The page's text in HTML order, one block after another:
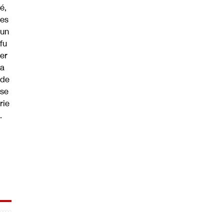
é,
es
un
fu
er
a
de
se
rie
.